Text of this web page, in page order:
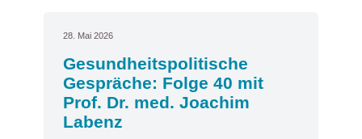
28. Mai 2026
Gesundheitspolitische
Gespräche: Folge 40 mit
Prof. Dr. med. Joachim
Labenz